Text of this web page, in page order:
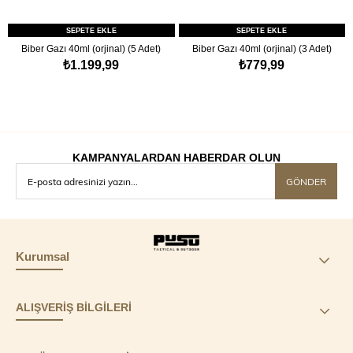
SEPETE EKLE
Biber Gazı 40ml (orjinal) (5 Adet)
₺1.199,99
SEPETE EKLE
Biber Gazı 40ml (orjinal) (3 Adet)
₺779,99
KAMPANYALARDAN HABERDAR OLUN
GÖNDER
Kurumsal
ALIŞVERİŞ BİLGİLERİ